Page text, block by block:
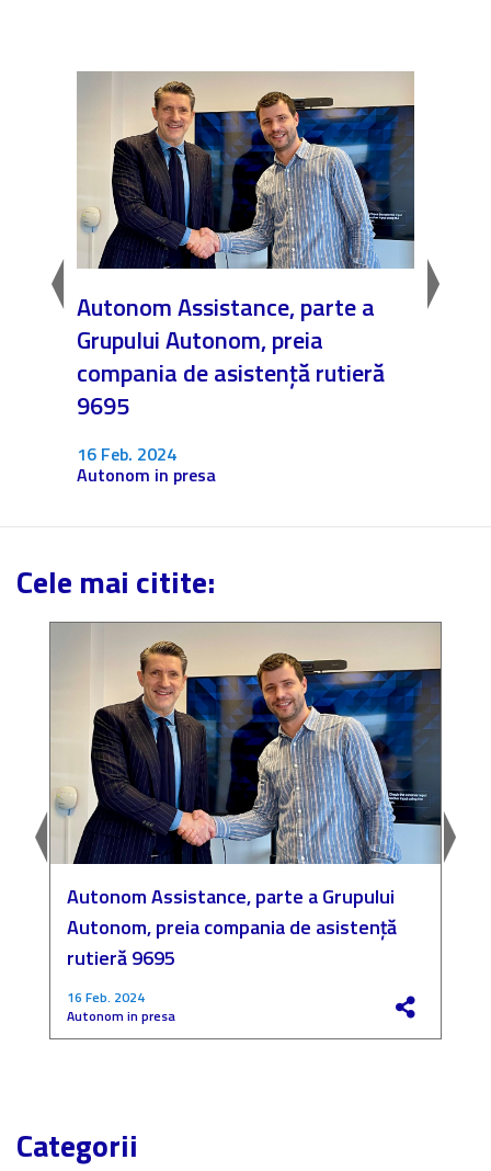
Autonom Assistance, parte a
Grupului Autonom, preia
compania de asistență rutieră
9695
16 Feb. 2024
Autonom in presa
Cele mai citite:
Autonom Assistance, parte a Grupului
Autonom, preia compania de asistență
rutieră 9695
16 Feb. 2024
Autonom in presa
Categorii